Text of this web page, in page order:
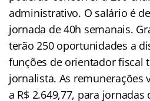
administrativo. O salário é
jornada de 40h semanais.
terão 250 oportunidades a
funções de orientador fiscal
jornalista. As remunerações
a R$ 2.649,77, para jornadas